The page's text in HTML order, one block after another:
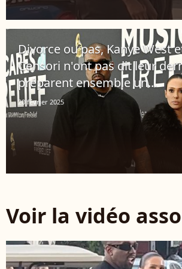
Divorce ou pas, Kanye West
Censori n'ont pas dit leur
préparent ensemble un...
20 février 2025
Voir la vidéo